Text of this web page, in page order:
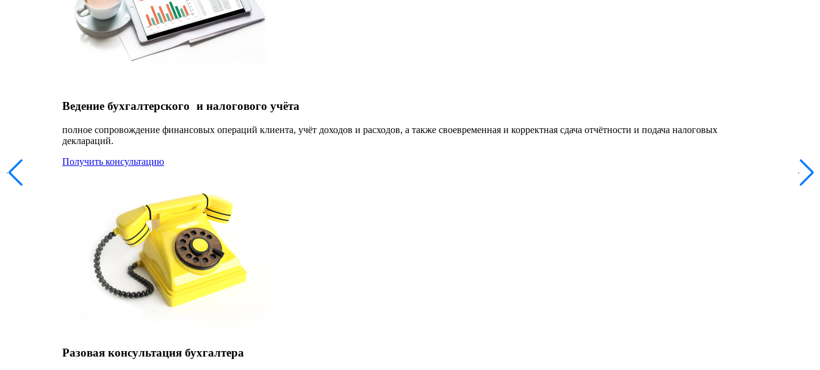
Ведение бухгалтерского и налогового учёта
полное сопровождение финансовых операций клиента, учёт доходов и расходов, а также своевременная и корректная сдача отчётности и подача налоговых
деклараций.
Получить консультацию
Разовая консультация бухгалтера